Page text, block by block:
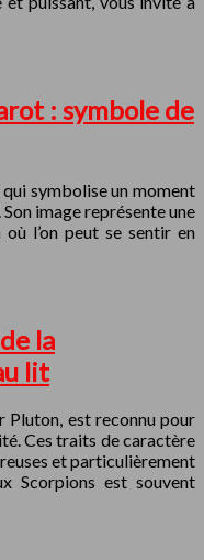
: symbole de
symbolise un moment
image représente une
où l’on peut se sentir en
la
lit
Pluton, est reconnu pour
Ces traits de caractère
et particulièrement
Scorpions est souvent